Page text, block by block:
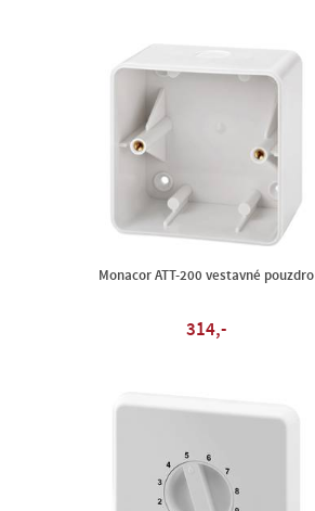
Monacor ATT-200 vestavné pouzdro
314,-